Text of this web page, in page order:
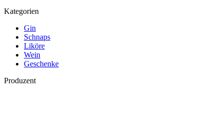
Kategorien
Gin
Schnaps
Liköre
Wein
Geschenke
Produzent